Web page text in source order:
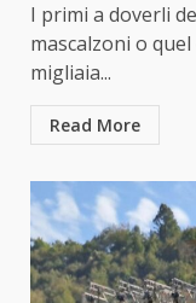
I primi a doverli
mascalzoni o
migliaia...
Read More